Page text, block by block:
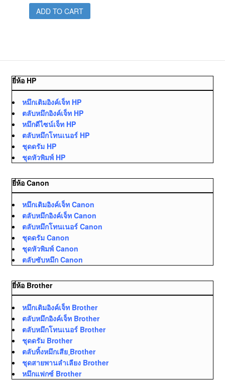
ADD TO CART
ยี่ห้อ HP
หมึกเติมอิงค์เจ็ท HP
ตลับหมึกอิงค์เจ็ท HP
หมึกดีไซน์เจ็ท HP
ตลับหมึกโทนเนอร์ HP
ชุดดรัม HP
ชุดหัวพิมพ์ HP
ยี่ห้อ Canon
หมึกเติมอิงค์เจ็ท Canon
ตลับหมึกอิงค์เจ็ท Canon
ตลับหมึกโทนเนอร์ Canon
ชุดดรัม Canon
ชุดหัวพิมพ์ Canon
ตลับซับหมึก Canon
ยี่ห้อ Brother
หมึกเติมอิงค์เจ็ท Brother
ตลับหมึกอิงค์เจ็ท Brother
ตลับหมึกโทนเนอร์ Brother
ชุดดรัม Brother
ตลับทิ้งหมึกเสีย ฺBrother
ชุดสายพานลำเลียง Brother
หมึกแฟกซ์ Brother